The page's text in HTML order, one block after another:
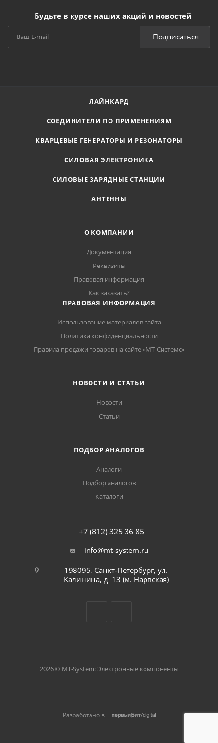
Будьте в курсе наших акций и новостей
Подписаться
ЛАЙНКАРД
СОЕДИНИТЕЛИ ПО ПРИМЕНЕНИЯМ
КВАРЦЕВЫЕ ГЕНЕРАТОРЫ И РЕЗОНАТОРЫ
СИЛОВАЯ ЭЛЕКТРОНИКА
СИЛОВЫЕ ЗАРЯДНЫЕ СТАНЦИИ
АНТЕННЫ
О КОМПАНИИ
Документация
Реквизиты
Правовая информация
Как заказать?
ПРАВОВАЯ ИНФОРМАЦИЯ
Использование материалов сайта
Политика конфиденциальности
Правила продажи товаров на сайте «МТ-Системс»
НОВОСТИ И СТАТЬИ
Новости
Статьи
ПОДБОР АНАЛОГОВ
Аналоги
Подбор аналогов
Каталоги
+7 (812) 325 36 85
info@mt-system.ru
198095, Санкт-Петербург, ул.
Калинина, д. 13 (м. Нарвская)
2026 © MT-System: Электронные компоненты
Разработано в